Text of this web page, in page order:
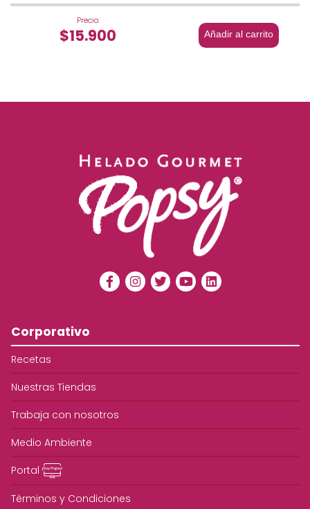
Precio:
$15.900 Añadir al carrito
Corporativo
Recetas
Nuestras Tiendas
Trabaja con nosotros
Medio Ambiente
Portal
Términos y Condiciones